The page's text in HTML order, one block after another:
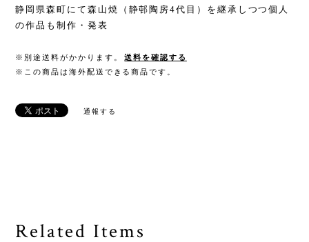
静岡県森町にて森山焼（静邨陶房4代目）を継承しつつ個人
の作品も制作・発表
※別途送料がかかります。
送料を確認する
※この商品は海外配送できる商品です。
通報する
Related Items